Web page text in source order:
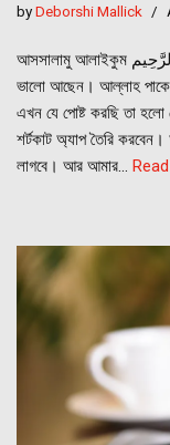
byDeborshi Mallick
আসসালামু আলাইকুম ﺑِﺴْﻢِﺍﻟﻠَّﻪِﺍﻟﺮَّﺣْﻤَﻦِﺍﻟﺮَّﺣِﻴﻢ শুভেচ্ছাঃ- আশা করি আপনারা সকলে
ভালো আছেন। আল্লাহ
এখন যে পোষ্ট করছি তা
শর্টকাট অ্যাপ তৈরি
লাগবে। আর আমার…